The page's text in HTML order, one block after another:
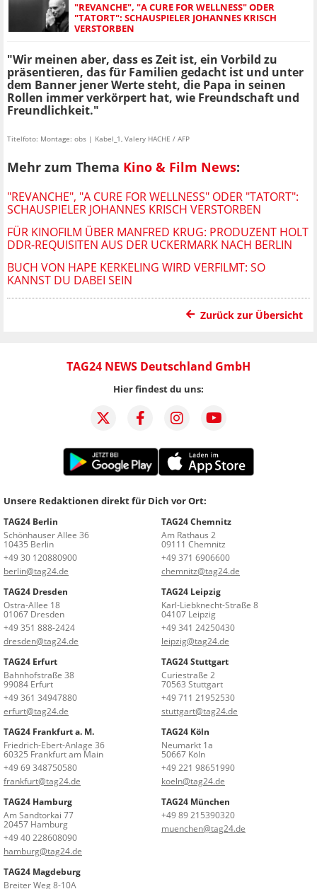
"REVANCHE", "A CURE FOR WELLNESS" ODER
"TATORT": SCHAUSPIELER JOHANNES KRISCH
VERSTORBEN
"Wir meinen aber, dass es Zeit ist, ein Vorbild zu
präsentieren, das für Familien gedacht ist und unter
dem Banner jener Werte steht, die Papa in seinen
Rollen immer verkörpert hat, wie Freundschaft und
Freundlichkeit."
Titelfoto: Montage: obs | Kabel_1, Valery HACHE / AFP
Mehr zum Thema Kino & Film News:
"REVANCHE", "A CURE FOR WELLNESS" ODER "TATORT":
SCHAUSPIELER JOHANNES KRISCH VERSTORBEN
FÜR KINOFILM ÜBER MANFRED KRUG: PRODUZENT HOLT
DDR-REQUISITEN AUS DER UCKERMARK NACH BERLIN
BUCH VON HAPE KERKELING WIRD VERFILMT: SO
KANNST DU DABEI SEIN
Zurück zur Übersicht
TAG24 NEWS Deutschland GmbH
Hier findest du uns:
Unsere Redaktionen direkt für Dich vor Ort:
TAG24 Berlin
Schönhauser Allee 36
10435 Berlin
+49 30 120880900
berlin@tag24.de
TAG24 Chemnitz
Am Rathaus 2
09111 Chemnitz
+49 371 6906600
chemnitz@tag24.de
TAG24 Dresden
Ostra-Allee 18
01067 Dresden
+49 351 888-2424
dresden@tag24.de
TAG24 Leipzig
Karl-Liebknecht-Straße 8
04107 Leipzig
+49 341 24250430
leipzig@tag24.de
TAG24 Erfurt
Bahnhofstraße 38
99084 Erfurt
+49 361 34947880
erfurt@tag24.de
TAG24 Stuttgart
Curiestraße 2
70563 Stuttgart
+49 711 21952530
stuttgart@tag24.de
TAG24 Frankfurt a. M.
Friedrich-Ebert-Anlage 36
60325 Frankfurt am Main
+49 69 348750580
frankfurt@tag24.de
TAG24 Köln
Neumarkt 1a
50667 Köln
+49 221 98651990
koeln@tag24.de
TAG24 Hamburg
Am Sandtorkai 77
20457 Hamburg
+49 40 228608090
hamburg@tag24.de
TAG24 München
+49 89 215390320
muenchen@tag24.de
TAG24 Magdeburg
Breiter Weg 8-10A